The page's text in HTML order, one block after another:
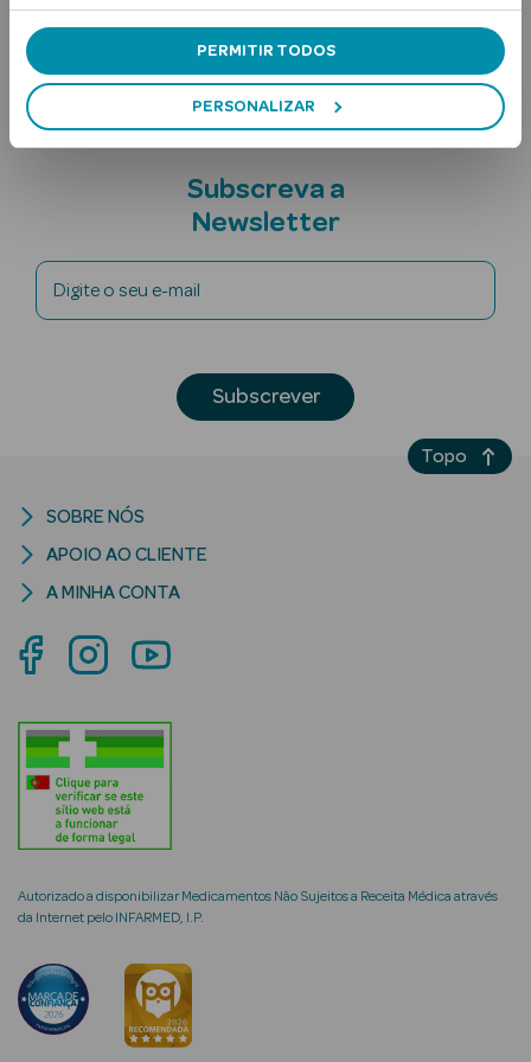
PERMITIR TODOS
PERSONALIZAR
Corpo
Rosto e
Ver Tudo
Cosmética
Rosto
Hidratantes
Séruns Faciais
Creme de Olhos
Anti-
envelhecimento
Nota adicional
Subscreva a
Newsletter
Digite o seu e-mail
Subscrever
Autorizado a disponibilizar Medicamentos Não Sujeitos a Receita Médica através
da Internet pelo INFARMED, I.P.
SOBRE NÓS
APOIO AO CLIENTE
A MINHA CONTA
Topo